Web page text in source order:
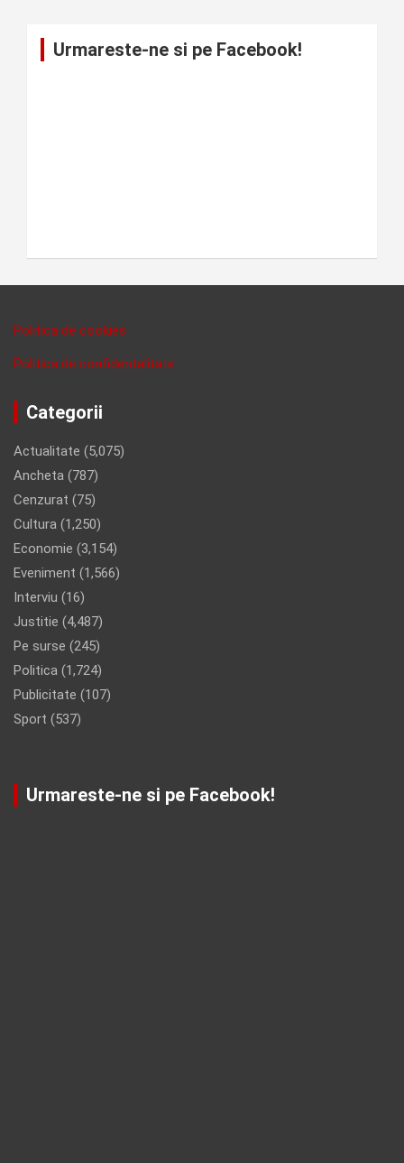
Urmareste-ne si pe Facebook!
Politica de cookies
Politica de confidentalitate
Categorii
Actualitate (5,075)
Ancheta (787)
Cenzurat (75)
Cultura (1,250)
Economie (3,154)
Eveniment (1,566)
Interviu (16)
Justitie (4,487)
Pe surse (245)
Politica (1,724)
Publicitate (107)
Sport (537)
Urmareste-ne si pe Facebook!